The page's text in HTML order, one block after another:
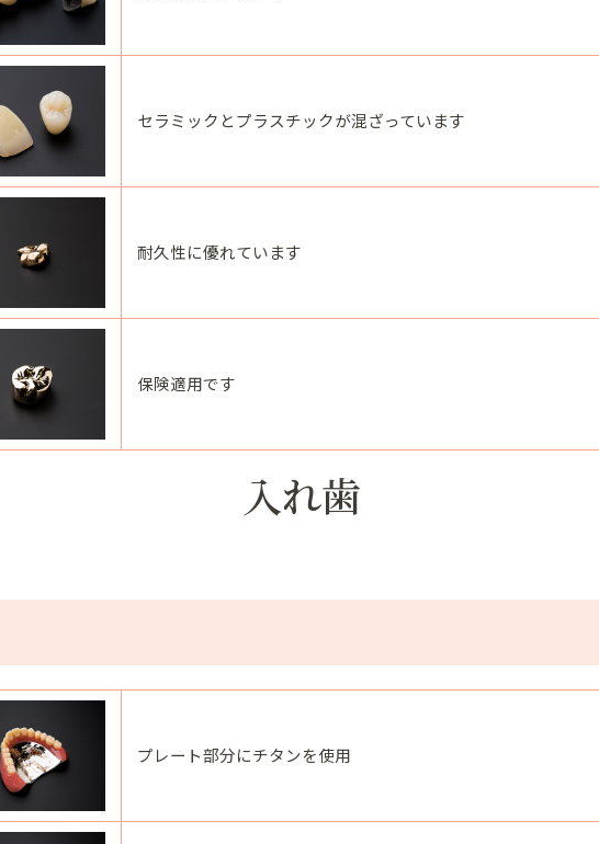
セラミックとプラスチックが混ざっています
耐久性に優れています
保険適用です
入れ歯
プレート部分にチタンを使用